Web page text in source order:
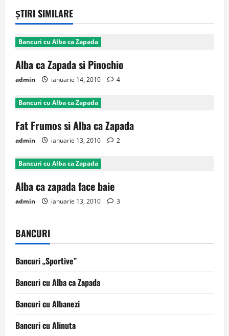
ȘTIRI SIMILARE
Bancuri cu Alba ca Zapada
Alba ca Zapada si Pinochio
admin ianuarie 14, 2010 4
Bancuri cu Alba ca Zapada
Fat Frumos si Alba ca Zapada
admin ianuarie 13, 2010 2
Bancuri cu Alba ca Zapada
Alba ca zapada face baie
admin ianuarie 13, 2010 3
BANCURI
Bancuri „Sportive”
Bancuri cu Alba ca Zapada
Bancuri cu Albanezi
Bancuri cu Alinuta